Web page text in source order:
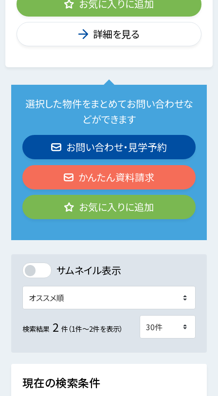
お気に入りに追加
詳細を見る
選択した物件をまとめてお問い合わせな
どができます
お問い合わせ・見学予約
かんたん資料請求
お気に入りに追加
サムネイル表示
検索結果 2 件（1件～2件を表示）
現在の検索条件